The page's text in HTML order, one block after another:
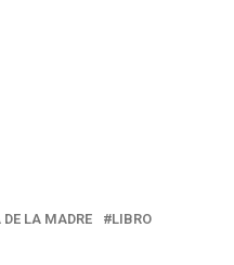
DE LA MADRE
LIBRO